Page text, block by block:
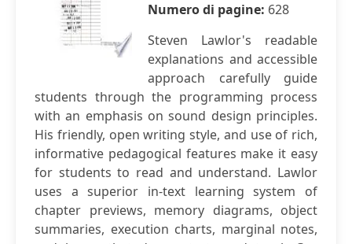
Numero di pagine: 628
Steven Lawlor's readable
explanations and accessible
approach carefully guide
students through the programming process
with an emphasis on sound design principles.
His friendly, open writing style, and use of rich,
informative pedagogical features make it easy
for students to read and understand. Lawlor
uses a superior in-text learning system of
chapter previews, memory diagrams, object
summaries, execution charts, marginal notes,